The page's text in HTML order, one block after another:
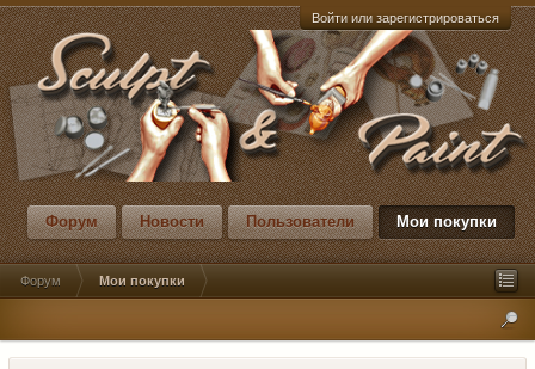
Войти или зарегистрироваться
Форум Новости Пользователи Мои покупки
Форум Мои покупки